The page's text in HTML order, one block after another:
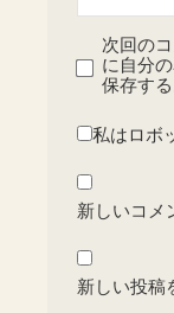
次回の
に自分
保存する
私はロボ
新しいコメ
新しい投稿